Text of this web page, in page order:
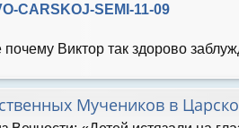
CARSKOJ-SEMI-11-09
Виктор так здорово
Мучеников в